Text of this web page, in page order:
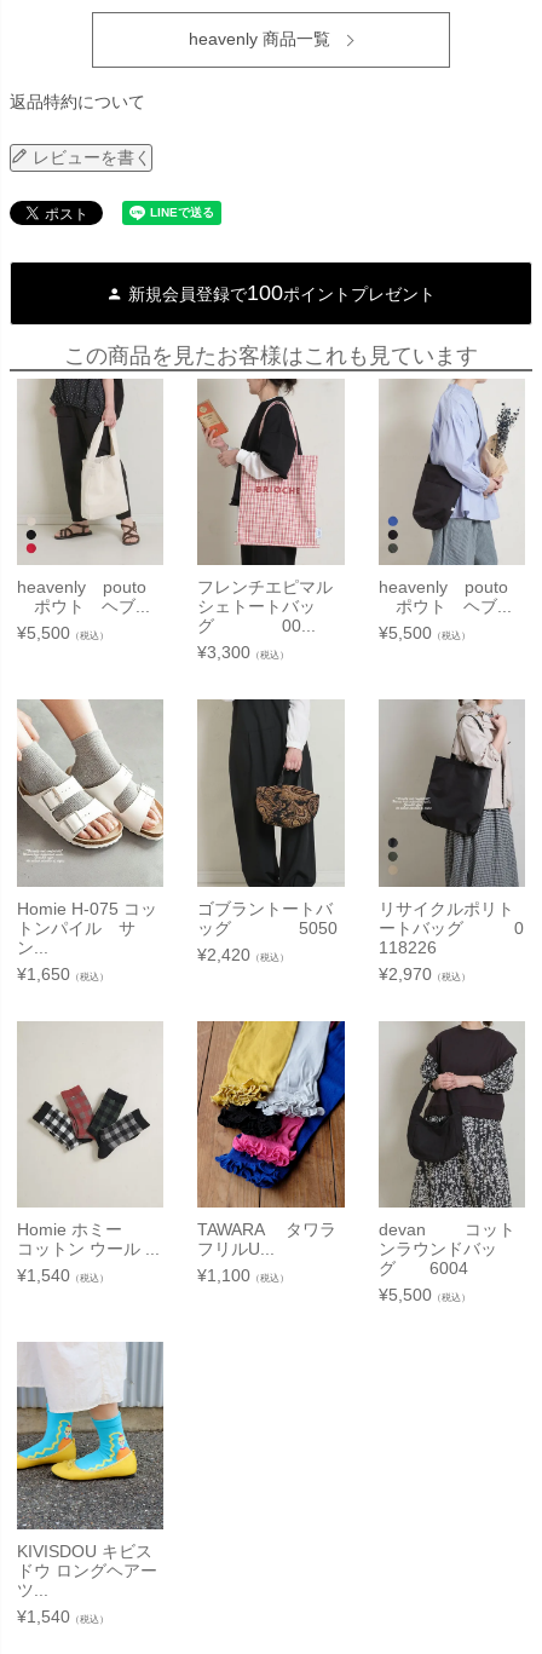
heavenly 商品一覧
返品特約について
レビューを書く
新規会員登録で100ポイントプレゼント
この商品を見たお客様はこれも見ています
heavenly pouto
ポウト ヘブ...
¥5,500 （税込）
フレンチエピマル
シェトートバッ
グ 00...
¥3,300 （税込）
heavenly pouto
ポウト ヘブ...
¥5,500（税込）
Homie H-075 コッ
トンパイル サ
ン...
¥1,650 （税込）
ゴブラントートバ
ッグ 5050
¥2,420 （税込）
リサイクルポリト
ートバッグ 0
118226
¥2,970（税込）
Homie ホミー
コットン ウール ...
¥1,540 （税込）
TAWARA タワラ
フリルU...
¥1,100 （税込）
devan コット
ンラウンドバッ
グ 6004
¥5,500（税込）
KIVISDOU キビス
ドウ ロングヘアー
ツ...
¥1,540 （税込）